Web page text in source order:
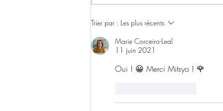
Trier par : Les plus récents
Marie Corceiro-Leal
11 juin 2021
Oui ! 😀 Merci Mitsyo ! 🌹